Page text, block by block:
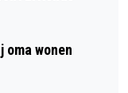
oma wonen